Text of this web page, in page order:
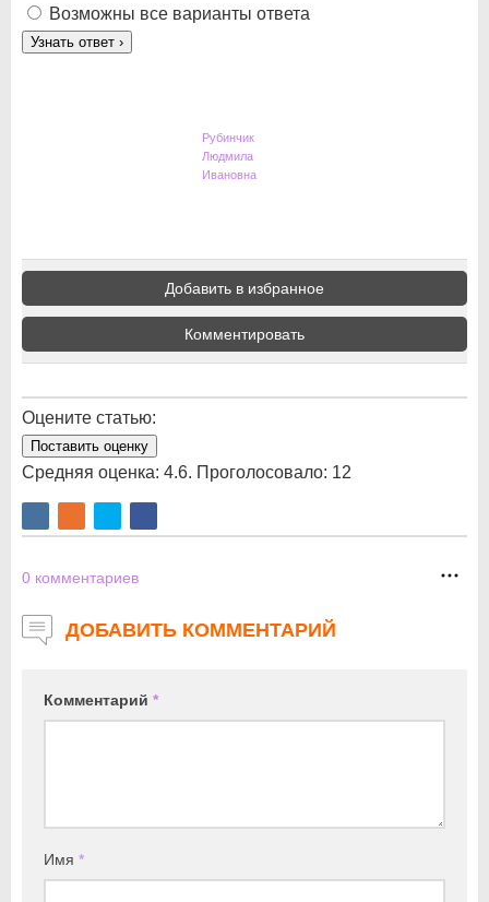
Возможны все варианты ответа
Узнать ответ ›
Рубинчик
Людмила
Ивановна
Добавить в избранное
Комментировать
Оцените статью:
Поставить оценку
Средняя оценка: 4.6. Проголосовало: 12
0 комментариев
ДОБАВИТЬ КОММЕНТАРИЙ
Комментарий *
Имя *